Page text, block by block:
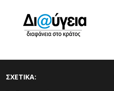
ΣΧΕΤΙΚΑ: